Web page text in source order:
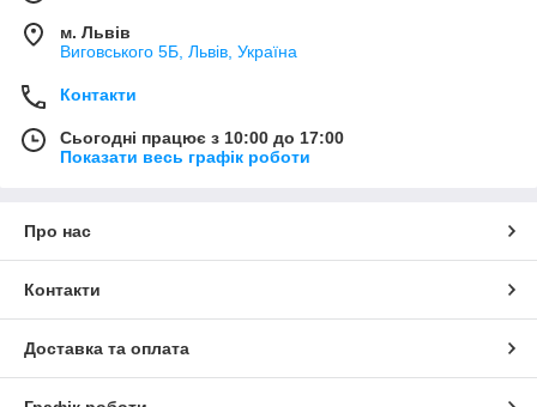
м. Львів
Виговського 5Б, Львів, Україна
Контакти
Сьогодні працює з 10:00 до 17:00
Показати весь графік роботи
Про нас
Контакти
Доставка та оплата